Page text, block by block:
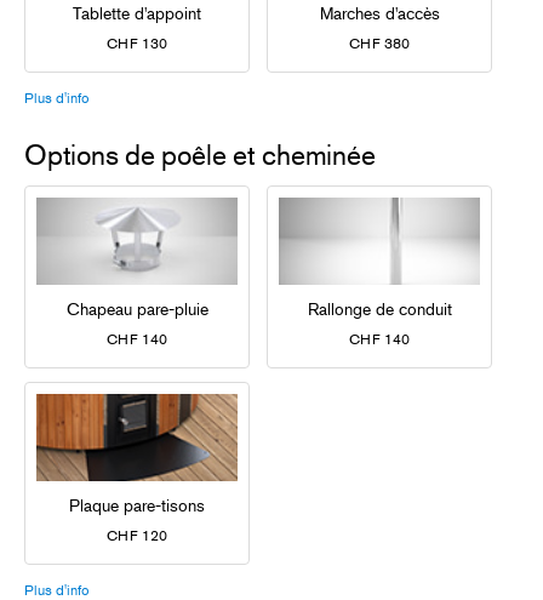
Tablette d'appoint
CHF 130
Marches d'accès
CHF 380
Plus d'info
Options de poêle et cheminée
Chapeau pare-pluie
CHF 140
Rallonge de conduit
CHF 140
Plaque pare-tisons
CHF 120
Plus d'info